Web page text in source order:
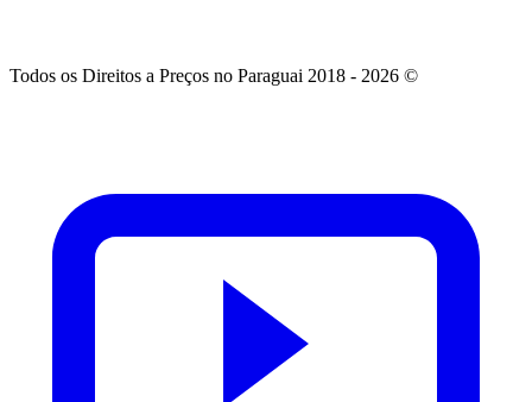
Todos os Direitos a Preços no Paraguai 2018 - 2026 ©